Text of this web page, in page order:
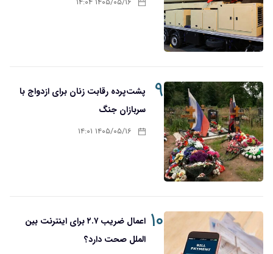
۱۴۰۵/۰۵/۱۶ ۱۴:۰۴
۹
پشت‌پرده رقابت زنان برای ازدواج با
سربازان جنگ
۱۴۰۵/۰۵/۱۶ ۱۴:۰۱
۱۰
اعمال ضریب ۲.۷ برای اینترنت بین
الملل صحت دارد؟